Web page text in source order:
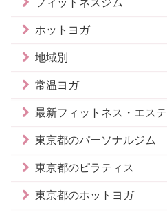
フィットネスジム
ホットヨガ
地域別
常温ヨガ
最新フィットネス・エステ
東京都のパーソナルジム
東京都のピラティス
東京都のホットヨガ